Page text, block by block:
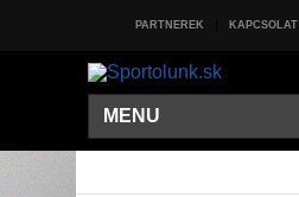
PARTNEREK KAPCSOLAT
MENU